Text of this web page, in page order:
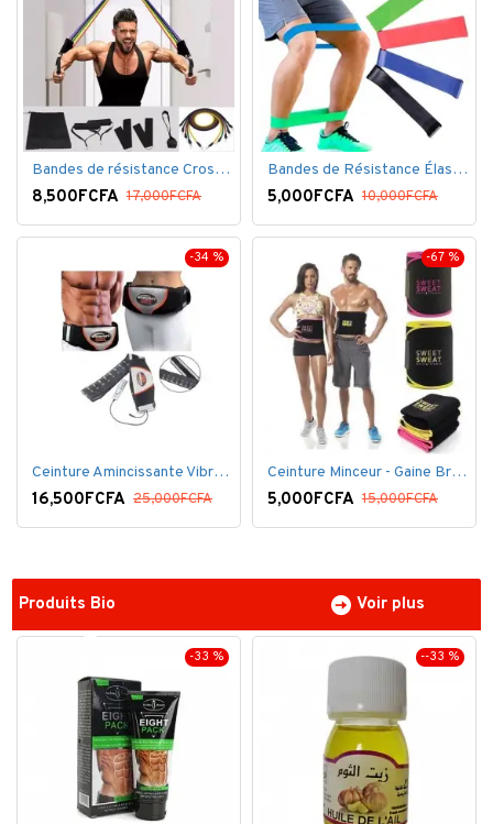
Bandes de résistance Crossfit pour la remise en forme - 11 pièces/ensemble - Élastique- Caoutchouc
8,500FCFA 17,000FCFA
Bandes de Résistance Élastique Latex pour Salle de Gym, Exercice, Yoga, Pilâtes, Kinésithérapie, Rééducation
5,000FCFA 10,000FCFA
-34 %
Ceinture Amincissante Vibro - Noir
16,500FCFA 25,000FCFA
-67 %
Ceinture Minceur - Gaine Brûlante - Ventre plat
5,000FCFA 15,000FCFA
Produits Bio Voir plus
-33 % --33 %